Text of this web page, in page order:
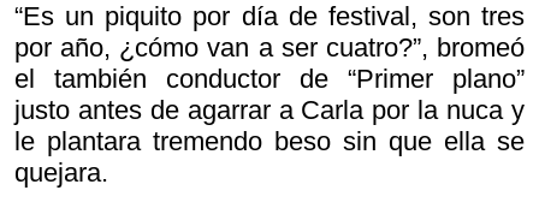
“Es un piquito por día de festival, son tres
por año, ¿cómo van a ser cuatro?”, bromeó
el también conductor de “Primer plano”
justo antes de agarrar a Carla por la nuca y
le plantara tremendo beso sin que ella se
quejara.